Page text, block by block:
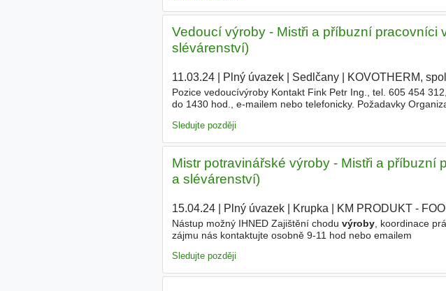
Vedoucí výroby - Mistři a příbuzní pracovníci
slévárenství)
11.03.24| Plný úvazek| Sedlčany| KOVOTHERM,
Pozice vedoucívýroby Kontakt Fink Petr Ing., tel. 605 454
do 1430 hod., e-mailem nebo telefonicky. Požadavky
Sledujte později
Mistr potravinářské výroby - Mistři a
a slévárenství)
15.04.24| Plný úvazek| Krupka KM PRODUKT -
Nástup možný IHNED Zajištění chodu výroby, koordinace
zájmu nás kontaktujte osobně 9-11 hod nebo emailem
Sledujte později